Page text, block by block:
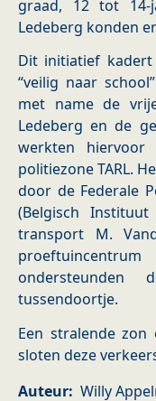
graad, 12 tot 14-
Ledeberg konden
Dit initiatief kadert
“veilig naar
met name de
Ledeberg en de
werkten
politiezone TARL.
door de Federale
(Belgisch
transport M.
tussendoortje.
Een stralende
sloten deze
Auteur Willy